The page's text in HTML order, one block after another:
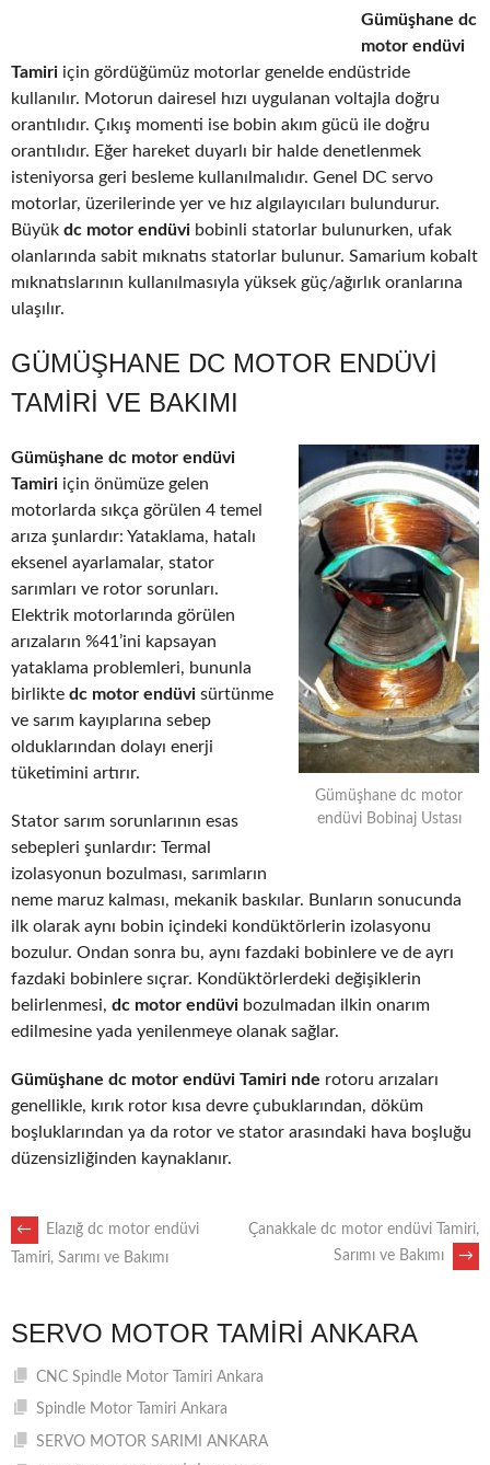
Gümüşhane dc
motor endüvi
Tamiri için gördüğümüz motorlar genelde endüstride
kullanılır. Motorun dairesel hızı uygulanan voltajla doğru
orantılıdır. Çıkış momenti ise bobin akım gücü ile doğru
orantılıdır. Eğer hareket duyarlı bir halde denetlenmek
isteniyorsa geri besleme kullanılmalıdır. Genel DC servo
motorlar, üzerilerinde yer ve hız algılayıcıları bulundurur.
Büyük dc motor endüvi bobinli statorlar bulunurken, ufak
olanlarında sabit mıknatıs statorlar bulunur. Samarium kobalt
mıknatıslarının kullanılmasıyla yüksek güç/ağırlık oranlarına
ulaşılır.
GÜMÜŞHANE DC MOTOR ENDÜVI
TAMIRI VE BAKIMI
Gümüşhane dc motor
endüvi Bobinaj Ustası
Gümüşhane dc motor endüvi
Tamiri için önümüze gelen
motorlarda sıkça görülen 4 temel
arıza şunlardır: Yataklama, hatalı
eksenel ayarlamalar, stator
sarımları ve rotor sorunları.
Elektrik motorlarında görülen
arızaların %41’ini kapsayan
yataklama problemleri, bununla
birlikte dc motor endüvi sürtünme
ve sarım kayıplarına sebep
olduklarından dolayı enerji
tüketimini artırır.
Stator sarım sorunlarının esas
sebepleri şunlardır: Termal
izolasyonun bozulması, sarımların
neme maruz kalması, mekanik baskılar. Bunların sonucunda
ilk olarak aynı bobin içindeki kondüktörlerin izolasyonu
bozulur. Ondan sonra bu, aynı fazdaki bobinlere ve de ayrı
fazdaki bobinlere sıçrar. Kondüktörlerdeki değişiklerin
belirlenmesi, dc motor endüvi bozulmadan ilkin onarım
edilmesine yada yenilenmeye olanak sağlar.
Gümüşhane dc motor endüvi Tamiri nde rotoru arızaları
genellikle, kırık rotor kısa devre çubuklarından, döküm
boşluklarından ya da rotor ve stator arasındaki hava boşluğu
düzensizliğinden kaynaklanır.
POST
←
Elazığ dc motor endüvi
Tamiri, Sarımı ve Bakımı
Çanakkale dc motor endüvi Tamiri,
Sarımı ve Bakımı
→
SERVO MOTOR TAMIRI ANKARA
CNC Spindle Motor Tamiri Ankara
Spindle Motor Tamiri Ankara
SERVO MOTOR SARIMI ANKARA